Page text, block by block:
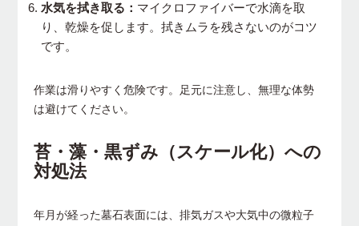
水気を拭き取る： マイクロファイバーで水滴を取
り、乾燥を促します。拭きムラを残さないのがコツ
です。
作業は滑りやすく危険です。足元に注意し、無理な体勢
は避けてください。
苔・藻・黒ずみ（スケール化）への
対処法
年月が経った墓石表面には、排気ガスや大気中の微粒子